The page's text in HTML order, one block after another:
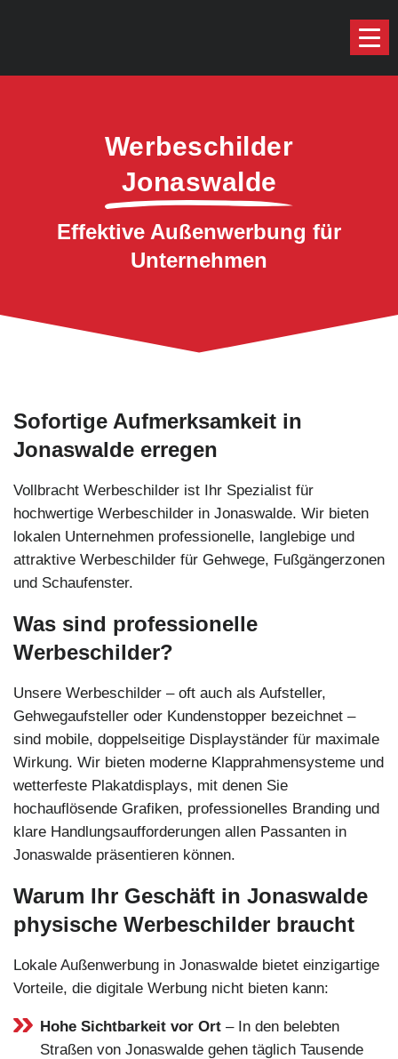
Werbeschilder
Jonaswalde
Effektive Außenwerbung für
Unternehmen
Sofortige Aufmerksamkeit in
Jonaswalde erregen
Vollbracht Werbeschilder ist Ihr Spezialist für
hochwertige Werbeschilder in Jonaswalde. Wir bieten
lokalen Unternehmen professionelle, langlebige und
attraktive Werbeschilder für Gehwege, Fußgängerzonen
und Schaufenster.
Was sind professionelle
Werbeschilder?
Unsere Werbeschilder – oft auch als Aufsteller,
Gehwegaufsteller oder Kundenstopper bezeichnet –
sind mobile, doppelseitige Displayständer für maximale
Wirkung. Wir bieten moderne Klapprahmensysteme und
wetterfeste Plakatdisplays, mit denen Sie
hochauflösende Grafiken, professionelles Branding und
klare Handlungsaufforderungen allen Passanten in
Jonaswalde präsentieren können.
Warum Ihr Geschäft in Jonaswalde
physische Werbeschilder braucht
Lokale Außenwerbung in Jonaswalde bietet einzigartige
Vorteile, die digitale Werbung nicht bieten kann:
Hohe Sichtbarkeit vor Ort – In den belebten
Straßen von Jonaswalde gehen täglich Tausende